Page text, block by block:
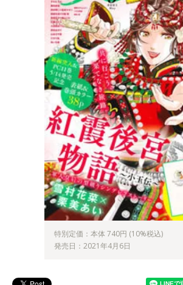
特別定価：本体 740円 (10%税込)
発売日：2021年4月6日